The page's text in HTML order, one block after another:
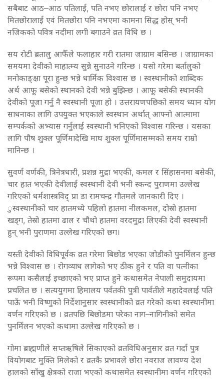
सबैबाट आठ–आठ पतिलाई, पति नभए छोरालाई र छोरा पनि नभए
मितछोरालाई एवं मितछोरा पनि नभएमा कामना सिद्ध होस् भनी
नजिकको पवित्र नदीमा लगी बगाउने व्रत विधि छ ।
सय रोटी ब्रतालु आफैँले फलाहार गरी रातमा जाग्राम बसिन्छ । जाग्रामका
समयमा देवीको माहात्म्य सुन्ने सुनाउने गरिन्छ । यसो गरेमा बर्तालुको
मनोकाङ्क्षा पूरा हुन्छ भन्ने धार्मिक विश्वास छ । स्वस्थानीको शाब्दिक
अर्थ आफू बसेको स्थानको देवी भन्ने बुझिन्छ । आफू बसेकी स्थानकी
देवीको पूजा गर्नु नै स्वस्थानी पूजा हो । उत्तरायणपछिको समय ध्यान योग
साधनाका लागि उपयुक्त भएकाले स्वस्थान अर्थात् आफ्नो आत्मामा
सम्पर्कको अभ्यास गर्नुलाई स्वस्थानी भनिएको विश्वास गरिन्छ । यसका
लागि पौष शुक्ल पूर्णिमादेखि माघ शुक्ल पूर्णिमासम्मको समय राम्रो
मानिन्छ ।
सुवर्ण वर्णकी, त्रिनेत्रधारी, प्रशन्न मुद्रा भएकी, कमल र सिंहासनमा बसेकी,
चार हात भएकी देवीलाई स्वस्थानी देवी भनी स्कन्द पुराणमा उल्लेख
गरिएको धर्मशास्त्रविद् प्रा डा रामचन्द्र गौतमले जानकारी दिए ।
ुस्वस्थानीको चार हातमध्ये पहिलो हातमा नीलकमल, दोस्रो हातमा
खड्ग, तेस्रो हातमा ढाल र चौथो हातमा वरदमुद्रा लिएकी देवी स्वस्थानी
हुन् भनी पुराणमा उल्लेख गरिएको छग।
यस्ती देवीको विधिपूर्वक व्रत गरेमा बिछोड भएका जोडीको पुनर्मिलन हुन्छ
भन्ने विश्वास छ । रोगव्याध लागेको भए ठीक हुने र पति वा पत्नीका
रूपमा कसैलाई इच्छाएको भए प्राप्त हुने कथासमेत नेपाली समुदायमा
प्रचलित छ । सत्ययुगमा हिमालय पर्वतकी पुत्री पार्वतीले महादेवलाई पति
पाऊँ भनी विष्णुको निर्देशानुसार स्वस्थानीको व्रत गरेको कथा स्वस्थानीमा
वर्णन गरिएको छ । व्रतपछि बिछोडमा परेका नाग–नागिनीको समेत
पुनर्मिलन भएको कथामा उल्लेख गरिएको छ ।
गोमा ब्राह्मणीले सप्तऋषिले सिकाएको व्रतविधिअनुसार व्रत गर्दा पुत्र
वियोगबाट मुक्ति मिलेको र व्रतकै प्रभावले छोरा नवराज लावण्य देश
हालको साँखु क्षेत्रको राजा भएको कथासमेत स्वस्थानीमा वर्णन गरिएको